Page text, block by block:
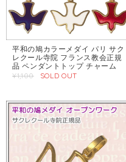
平和の鳩カラーメダイ パリ サク
レクール寺院 フランス教会正規
品 ペンダントトップ チャーム
¥1,100
SOLD OUT